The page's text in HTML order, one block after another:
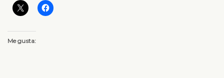
Me gusta: